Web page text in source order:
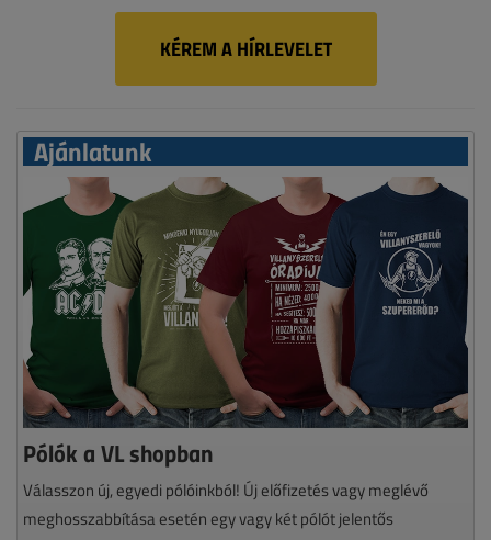
KÉREM A HÍRLEVELET
Ajánlatunk
Pólók a VL shopban
Válasszon új, egyedi pólóinkból! Új előfizetés vagy meglévő
meghosszabbítása esetén egy vagy két pólót jelentős